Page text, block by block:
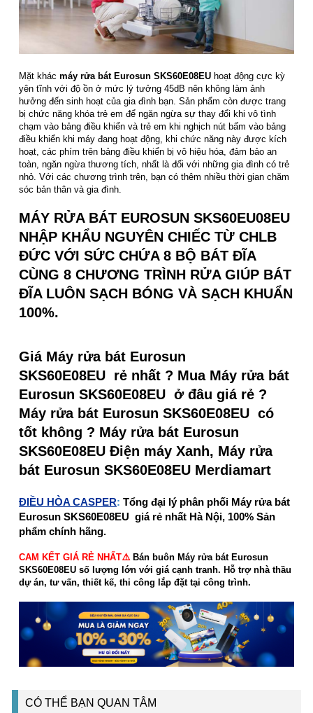
Mặt khác máy rửa bát Eurosun SKS60E08EU hoạt động cực kỳ
yên tĩnh với độ ồn ở mức lý tưởng 45dB nên không làm ảnh
hưởng đến sinh hoạt của gia đình bạn. Sản phẩm còn được trang
bị chức năng khóa trẻ em để ngăn ngừa sự thay đổi khi vô tình
chạm vào bảng điều khiển và trẻ em khi nghịch nút bấm vào bảng
điều khiển khi máy đang hoạt động, khi chức năng này được kích
hoạt, các phím trên bảng điều khiển bị vô hiệu hóa, đảm bảo an
toàn, ngăn ngừa thương tích, nhất là đối với những gia đình có trẻ
nhỏ. Với các chương trình trên, bạn có thêm nhiều thời gian chăm
sóc bản thân và gia đình.
MÁY RỬA BÁT EUROSUN SKS60EU08EU
NHẬP KHẨU NGUYÊN CHIẾC TỪ CHLB
ĐỨC VỚI SỨC CHỨA 8 BỘ BÁT ĐĨA
CÙNG 8 CHƯƠNG TRÌNH RỬA GIÚP BÁT
ĐĨA LUÔN SẠCH BÓNG VÀ SẠCH KHUẨN
100%.
Giá Máy rửa bát Eurosun
SKS60E08EU rẻ nhất ? Mua Máy rửa bát
Eurosun SKS60E08EU ở đâu giá rẻ ?
Máy rửa bát Eurosun SKS60E08EU có
tốt không ? Máy rửa bát Eurosun
SKS60E08EU Điện máy Xanh, Máy rửa
bát Eurosun SKS60E08EU Merdiamart
ĐIỀU HÒA CASPER: Tổng đại lý phân phối Máy rửa bát
Eurosun SKS60E08EU giá rẻ nhất Hà Nội, 100% Sản
phẩm chính hãng.
CAM KẾT GIÁ RẺ NHẤT⚠️Bán buôn Máy rửa bát Eurosun
SKS60E08EU số lượng lớn với giá cạnh tranh. Hỗ trợ nhà thầu
dự án, tư vấn, thiết kế, thi công lắp đặt tại công trình.
CÓ THỂ BẠN QUAN TÂM